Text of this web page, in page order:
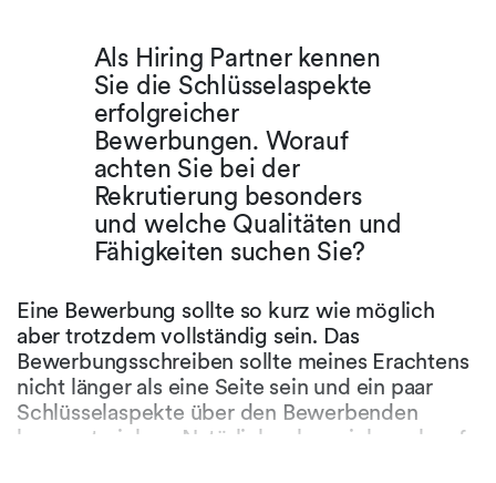
Als Hiring Partner kennen
Sie die Schlüsselaspekte
erfolgreicher
Bewerbungen. Worauf
achten Sie bei der
Rekrutierung besonders
und welche Qualitäten und
Fähigkeiten suchen Sie?
Eine Bewerbung sollte so kurz wie möglich
aber trotzdem vollständig sein. Das
Bewerbungsschreiben sollte meines Erachtens
nicht länger als eine Seite sein und ein paar
Schlüsselaspekte über den Bewerbenden
hervorstreichen. Natürlich schaue ich auch auf